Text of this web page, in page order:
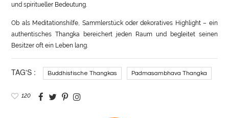
und spiritueller Bedeutung.
Ob als Meditationshilfe, Sammlerstück oder dekoratives Highlight – ein
authentisches Thangka bereichert jeden Raum und begleitet seinen
Besitzer oft ein Leben lang.
TAG'S : Buddhistische Thangkas Padmasambhava Thangka
120